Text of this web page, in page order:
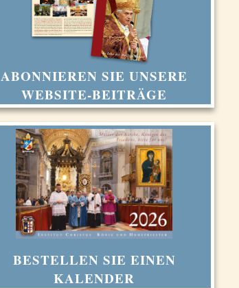
ABONNIEREN SIE UNSERE
WEBSITE-BEITRÄGE
BESTELLEN SIE EINEN
KALENDER